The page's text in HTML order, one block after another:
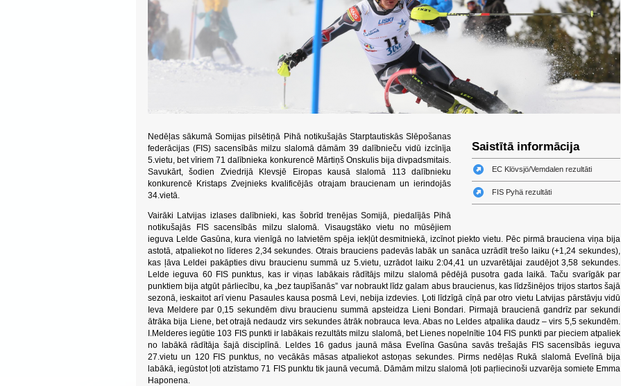
Saistītā informācija
EC Klövsjö/Vemdalen rezultāti
FIS Pyhä rezultāti
Nedēļas sākumā Somijas pilsētiņā Pihā notikušajās Starptautiskās Slēpošanas
federācijas (FIS) sacensībās milzu slalomā dāmām 39 dalībnieču vidū izcīnīja
5.vietu, bet vīriem 71 dalībnieka konkurencē Mārtiņš Onskulis bija divpadsmitais.
Savukārt, šodien Zviedrijā Klevsjē Eiropas kausā slalomā 113 dalībnieku
konkurencē Kristaps Zvejnieks kvalificējās otrajam braucienam un ierindojās
34.vietā.
Vairāki Latvijas izlases dalībnieki, kas šobrīd trenējas Somijā, piedalījās Pihā
notikušajās FIS sacensībās milzu slalomā. Visaugstāko vietu no mūsējiem
ieguva Lelde Gasūna, kura vienīgā no latvietēm spēja iekļūt desmitniekā, izcīnot piekto vietu. Pēc pirmā brauciena viņa bija
astotā, atpaliekot no līderes 2,34 sekundes. Otrais brauciens padevās labāk un sanāca uzrādīt trešo laiku (+1,24 sekundes),
kas ļāva Leldei pakāpties divu braucienu summā uz 5.vietu, uzrādot laiku 2:04,41 un uzvarētājai zaudējot 3,58 sekundes.
Lelde ieguva 60 FIS punktus, kas ir viņas labākais rādītājs milzu slalomā pēdējā pusotra gada laikā. Taču svarīgāk par
punktiem bija atgūt pārliecību, ka „bez taupīšanās” var nobraukt līdz galam abus braucienus, kas līdzšinējos trijos startos šajā
sezonā, ieskaitot arī vienu Pasaules kausa posmā Levi, nebija izdevies. Ļoti līdzīgā cīņā par otro vietu Latvijas pārstāvju vidū
Ieva Meldere par 0,15 sekundēm divu braucienu summā apsteidza Lieni Bondari. Pirmajā braucienā gandrīz par sekundi
ātrāka bija Liene, bet otrajā nedaudz virs sekundes ātrāk nobrauca Ieva. Abas no Leldes atpalika daudz – virs 5,5 sekundēm.
I.Melderes iegūtie 103 FIS punkti ir labākais rezultāts milzu slalomā, bet Lienes nopelnītie 104 FIS punkti par pieciem atpaliek
no labākā rādītāja šajā disciplīnā. Leldes 16 gadus jaunā māsa Evelīna Gasūna savās trešajās FIS sacensībās ieguva
27.vietu un 120 FIS punktus, no vecākās māsas atpaliekot astoņas sekundes. Pirms nedēļas Rukā slalomā Evelīnā bija
labākā, iegūstot ļoti atzīstamo 71 FIS punktu tik jaunā vecumā. Dāmām milzu slalomā ļoti paŗliecinoši uzvarēja somiete Emma
Haponena.